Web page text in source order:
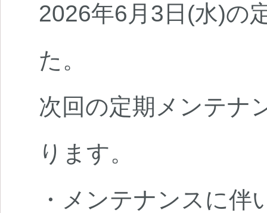
2026年6月3日(水)の
た。
次回の定期メンテナ
ります。
・メンテナンスに